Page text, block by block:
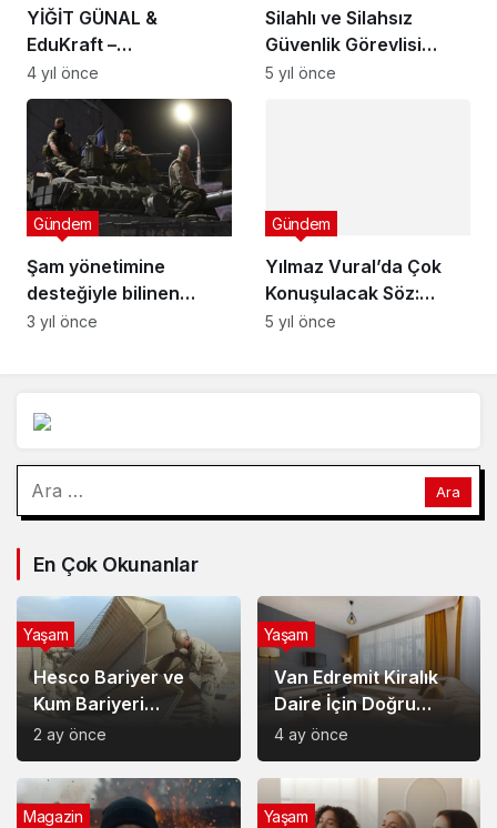
YİĞİT GÜNAL &
EduKraft –
ALMANYA’YA GÖÇ
YOLUNDA EN
GÜVENİLİR EKİP
4 yıl önce
Silahlı ve Silahsız
Güvenlik Görevlisi
Eğitimi
5 yıl önce
Şam yönetimine
desteğiyle bilinen
Wagner'in Suriye'deki
Gündem
3 yıl önce
Yılmaz Vural’da Çok
Konuşulacak Söz:
Beşiktaş bizi yenmese
Gündem
5 yıl önce
En Çok Okunanlar
Hesco Bariyer ve
Kum Bariyeri
Çözümlerinin
Sağladığı Avantajlar
2 ay önce
Yaşam
Van Edremit Kiralık
Daire İçin Doğru
Semt Nasıl Seçilir?
4 ay önce
Yaşam
Magazin Yaşam